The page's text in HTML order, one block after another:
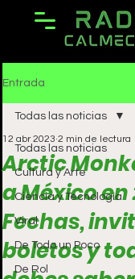
Entrada
Todas las noticias
Cultura y Arte
Ciencia y Tecnología
Viral
De Todo un Poco
De Rol
Todas las noticias
Arctic
a México en
Fechas,
boletos y
12 abr 2023 2 min de lectura